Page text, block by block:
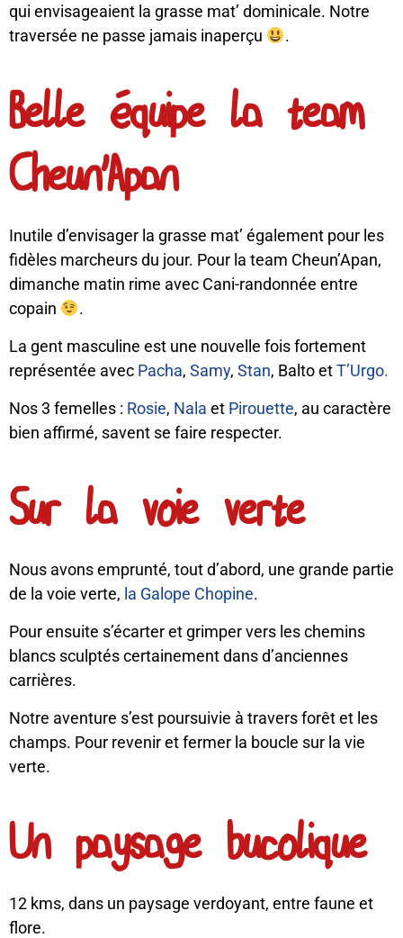
qui envisageaient la grasse mat’ dominicale. Notre
traversée ne passe jamais inaperçu
.
Belle équipe la team
Cheun'Apan
Inutile d’envisager la grasse mat’ également pour les
fidèles marcheurs du jour. Pour la team Cheun’Apan,
dimanche matin rime avec Cani-randonnée entre
copain
.
La gent masculine est une nouvelle fois fortement
représentée avec Pacha, Samy, Stan, Balto etT’Urgo.
Nos 3 femelles : Rosie, Nala et Pirouette, au caractère
bien affirmé, savent se faire respecter.
Sur la voie verte
Nous avons emprunté, tout d’abord, une grande partie
de la voie verte, la Galope Chopine.
Pour ensuite s’écarter et grimper vers les chemins
blancs sculptés certainement dans d’anciennes
carrières.
Notre aventure s’est poursuivie à travers forêt et les
champs. Pour revenir et fermer la boucle sur la vie
verte.
Un paysage bucolique
12 kms, dans un paysage verdoyant, entre faune et
flore.